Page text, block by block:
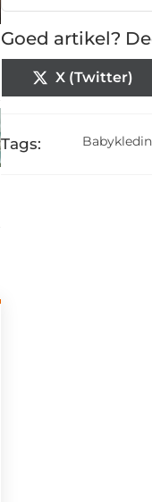
Goed artikel?
X (Twitter)
Tags: